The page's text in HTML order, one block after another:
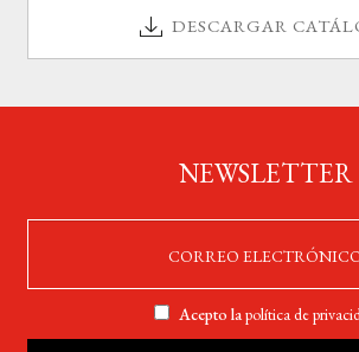
DESCARGAR
NEWSLETTER
Acepto lapolítica de